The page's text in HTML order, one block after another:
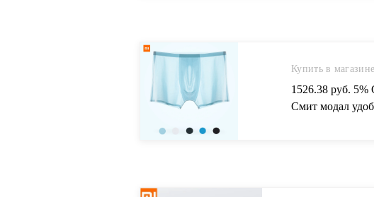
Купить в
1526.38 руб.
Смит модал